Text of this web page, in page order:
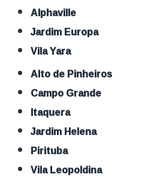
Alphaville
Jardim Europa
Vila Yara
Alto de Pinheiros
Campo Grande
Itaquera
Jardim Helena
Pirituba
Vila Leopoldina